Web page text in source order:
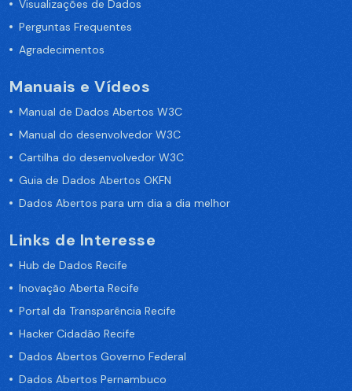
Visualizações de Dados
Perguntas Frequentes
Agradecimentos
Manuais e Vídeos
Manual de Dados Abertos W3C
Manual do desenvolvedor W3C
Cartilha do desenvolvedor W3C
Guia de Dados Abertos OKFN
Dados Abertos para um dia a dia melhor
Links de Interesse
Hub de Dados Recife
Inovação Aberta Recife
Portal da Transparência Recife
Hacker Cidadão Recife
Dados Abertos Governo Federal
Dados Abertos Pernambuco